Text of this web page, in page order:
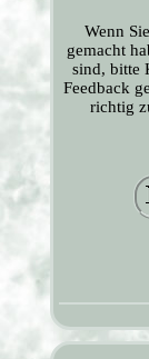
Wenn
gemacht
sind, bitte
Feedback
richtig